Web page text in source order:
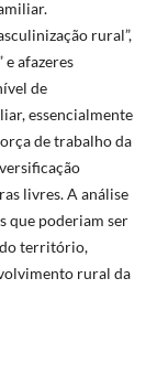
rural”,
e afazeres
de
essencialmente
de trabalho da
livres. A análise
que poderiam ser
do território,
rural da